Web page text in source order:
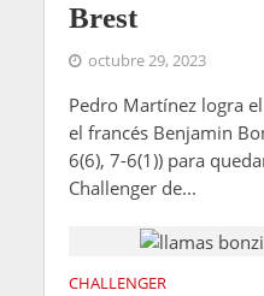
Brest
octubre 29, 2023
Pedro Martínez logra
el francés Benjamin
6(6), 7-6(1)) para
Challenger de...
CHALLENGER